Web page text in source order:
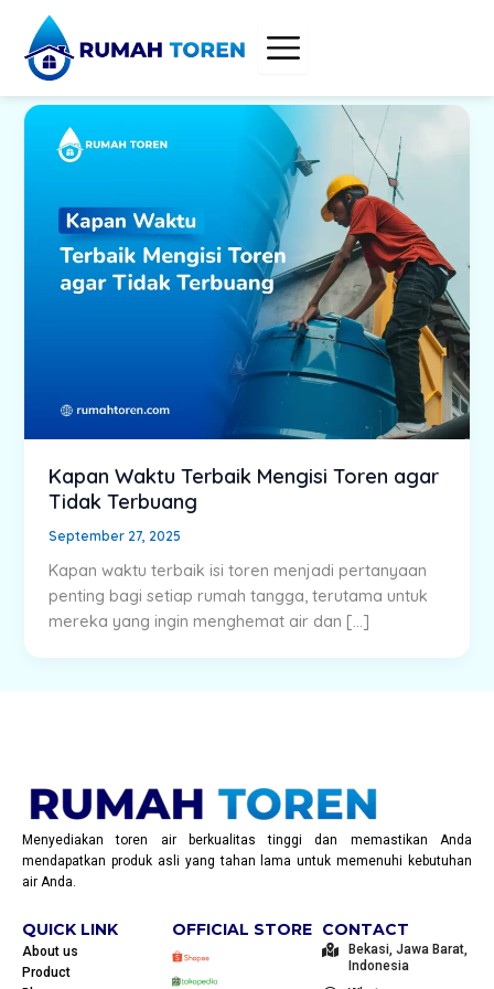
content
Kapan Waktu Terbaik Mengisi Toren agar
Tidak Terbuang
September 27, 2025
Kapan waktu terbaik isi toren menjadi pertanyaan
penting bagi setiap rumah tangga, terutama untuk
mereka yang ingin menghemat air dan […]
Menyediakan toren air berkualitas tinggi dan memastikan Anda
mendapatkan produk asli yang tahan lama untuk memenuhi kebutuhan
air Anda.
QUICK LINK
About us
Product
OFFICIAL STORE CONTACT
Bekasi, Jawa Barat,
Indonesia